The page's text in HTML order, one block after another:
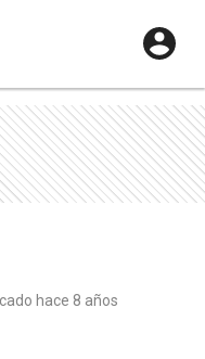
hace 8 años